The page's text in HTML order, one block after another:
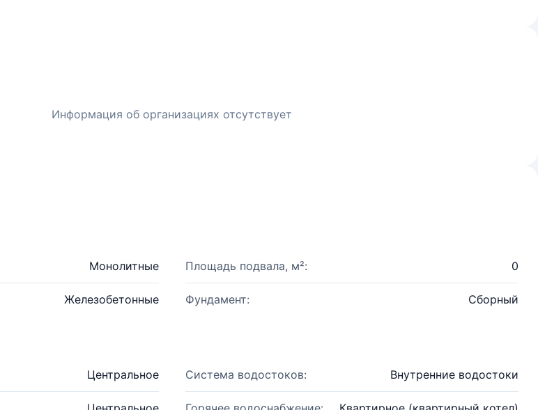
Информация об организациях отсутствует
Монолитные Площадь подвала, м²: 0
Железобетонные Фундамент: Сборный
Центральное Система водостоков: Внутренние водостоки